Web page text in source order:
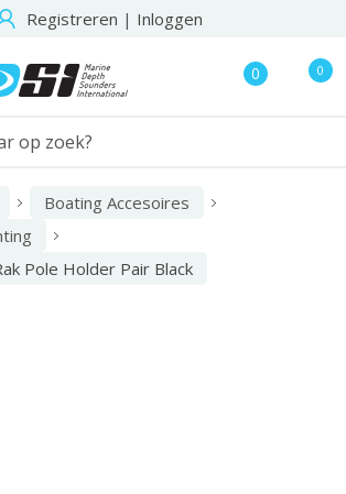
Registreren | Inloggen
0 0
Boating Accesoires
Pole Holder Pair Black